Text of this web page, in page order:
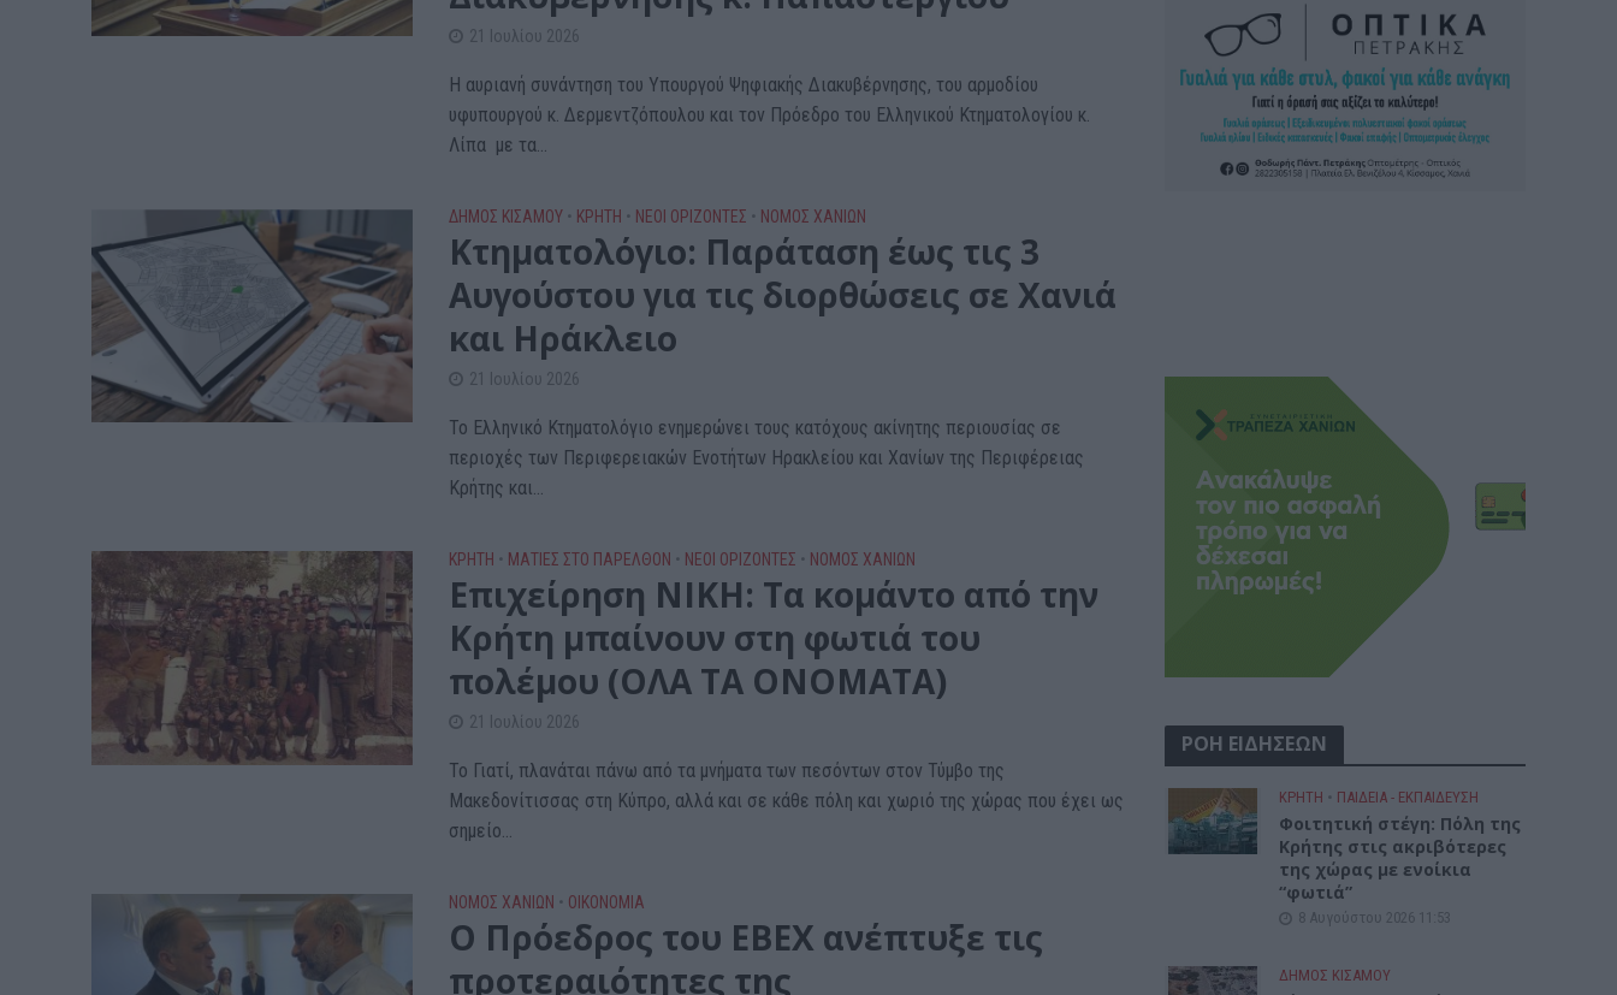
21 Ιουλίου 2026
Η αυριανή συνάντηση του Υπουργού Ψηφιακής Διακυβέρνησης, του αρμοδίου
υφυπουργού κ. Δερμεντζόπουλου και τον Πρόεδρο του Ελληνικού Κτηματολογίου κ.
Λίπα με τα...
ΔΉΜΟΣ ΚΙΣΆΜΟΥ • ΚΡΗΤΗ • ΝΕΟΙ ΟΡΙΖΟΝΤΕΣ • ΝΟΜΌΣ ΧΑΝΊΩΝ
Κτηματολόγιο: Παράταση έως τις 3
Αυγούστου για τις διορθώσεις σε Χανιά
και Ηράκλειο
21 Ιουλίου 2026
Το Ελληνικό Κτηματολόγιο ενημερώνει τους κατόχους ακίνητης περιουσίας σε
περιοχές των Περιφερειακών Ενοτήτων Ηρακλείου και Χανίων της Περιφέρειας
Κρήτης και...
ΚΡΗΤΗ • ΜΑΤΙΕΣ ΣΤΟ ΠΑΡΕΛΘΟΝ • ΝΕΟΙ ΟΡΙΖΟΝΤΕΣ • ΝΟΜΌΣ ΧΑΝΊΩΝ
Επιχείρηση ΝΙΚΗ: Τα κομάντο από την
Κρήτη μπαίνουν στη φωτιά του
πολέμου (ΟΛΑ ΤΑ ΟΝΟΜΑΤΑ)
21 Ιουλίου 2026
Το Γιατί, πλανάται πάνω από τα μνήματα των πεσόντων στον Τύμβο της
Μακεδονίτισσας στη Κύπρο, αλλά και σε κάθε πόλη και χωριό της χώρας που έχει ως
σημείο...
ΝΟΜΌΣ ΧΑΝΊΩΝ • ΟΙΚΟΝΟΜΙΑ
Ο Πρόεδρος του ΕΒΕΧ ανέπτυξε τις
προτεραιότητες της
ΡΟΗ ΕΙΔΗΣΕΩΝ
ΚΡΗΤΗ • ΠΑΙΔΕΙΑ - ΕΚΠΑΙΔΕΥΣΗ
Φοιτητική στέγη: Πόλη της
Κρήτης στις ακριβότερες
της χώρας με ενοίκια
“φωτιά”
8 Αυγούστου 2026 11:53
ΔΉΜΟΣ ΚΙΣΆΜΟΥ